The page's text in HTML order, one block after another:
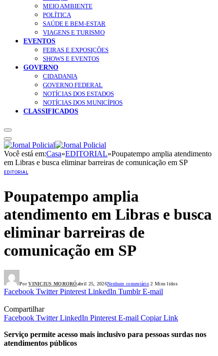
MEIO AMBIENTE
POLÍTICA
SAÚDE E BEM-ESTAR
VIAGENS E TURISMO
EVENTOS
FEIRAS E EXPOSIÇÕES
SHOWS E EVENTOS
GOVERNO
CIDADANIA
GOVERNO FEDERAL
NOTÍCIAS DOS ESTADOS
NOTÍCIAS DOS MUNICÍPIOS
CLASSIFICADOS
Você está em:Casa»EDITORIAL»Poupatempo amplia atendimento
em Libras e busca eliminar barreiras de comunicação em SP
EDITORIAL
Poupatempo amplia
atendimento em Libras e busca
eliminar barreiras de
comunicação em SP
Por VINICIUS MORORÓabril 25, 2026Nenhum comentário 2 Mins lidos
Facebook Twitter Pinterest LinkedIn Tumblr E-mail
Compartilhar
Facebook Twitter LinkedIn Pinterest E-mail Copiar Link
Serviço permite acesso mais inclusivo para pessoas surdas nos
atendimentos públicos